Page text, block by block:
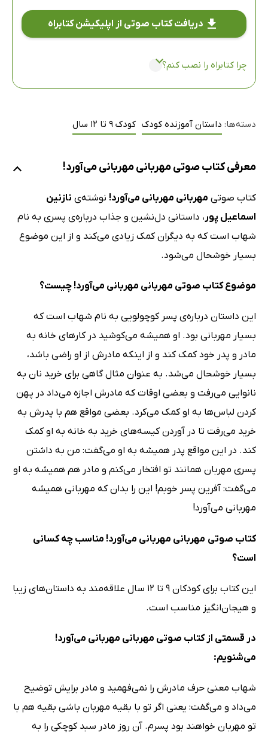
دریافت کتاب صوتی از اپلیکیشن کتابراه
چرا کتابراه را نصب کنم؟
دسته‌ها: داستان آموزنده کودک کودک 9 تا 12 سال
معرفی کتاب صوتی مهربانی مهربانی می‌آورد!
کتاب صوتی مهربانی مهربانی می‌آورد! نوشته‌ی نازنین
اسماعیل پور، داستانی دل‌نشین و جذاب درباره‌ی پسری به نام
شهاب است که به دیگران کمک زیادی می‌کند و از این موضوع
بسیار خوشحال می‌شود.
موضوع کتاب صوتی مهربانی مهربانی می‌آورد! چیست؟
این داستان درباره‌ی پسر کوچولویی به نام شهاب است که
بسیار مهربانی بود. او همیشه می‌کوشید در کارهای خانه به
مادر و پدر خود کمک کند و از اینکه مادرش از او راضی باشد،
بسیار خوشحال می‌شد. به عنوان مثال گاهی برای خرید نان به
نانوایی می‌رفت و بعضی اوقات که مادرش اجازه می‌داد در پهن
کردن لباس‌ها به او کمک می‌کرد. بعضی مواقع هم با پدرش به
خرید می‌رفت تا در آوردن کیسه‌های خرید به خانه به او کمک
کند. در این مواقع پدر همیشه به او می‌گفت: من به داشتن
پسری مهربان همانند تو افتخار می‌کنم و مادر هم همیشه به او
می‌گفت: آفرین پسر خوبم! این را بدان که مهربانی همیشه
مهربانی می‌آورد!
کتاب صوتی مهربانی مهربانی می‌آورد! مناسب چه کسانی
است؟
این کتاب برای کودکان 9 تا 12 سال علاقه‌مند به داستان‌‌های زیبا
و هیجان‌انگیز مناسب است.
در قسمتی از کتاب صوتی مهربانی مهربانی می‌آورد!
می‌شنویم:
شهاب معنی حرف مادرش را نمی‌فهمید و مادر برایش توضیح
می‌داد و می‌گفت: یعنی اگر تو با بقیه مهربان باشی بقیه هم با
تو مهربان خواهند بود پسرم. آن روز مادر سبد کوچکی را به